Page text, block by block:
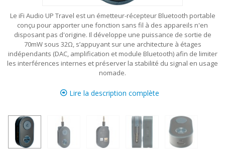
Le iFi Audio UP Travel est un émetteur-récepteur Bluetooth portable
conçu pour apporter une fonction sans fil à des appareils n'en
disposant pas d'origine. Il développe une puissance de sortie de
70mW sous 32Ω, s’appuyant sur une architecture à étages
indépendants (DAC, amplification et module Bluetooth) afin de limiter
les interférences internes et préserver la stabilité du signal en usage
nomade.
Lire la description complète